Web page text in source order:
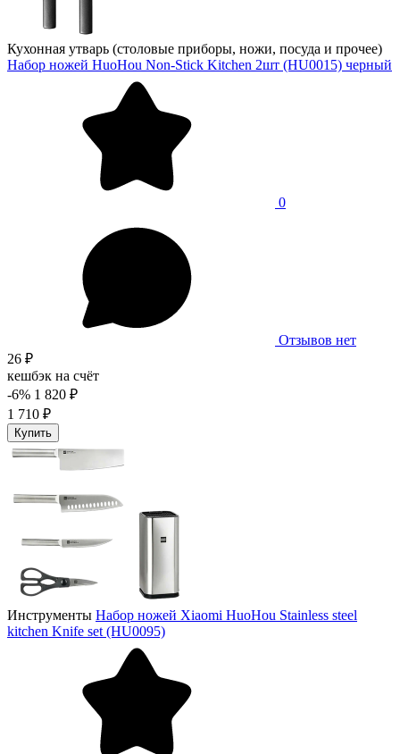
Кухонная утварь (столовые приборы, ножи, посуда и прочее)
Набор ножей HuoHou Non-Stick Kitchen 2шт (HU0015) черный
0
Отзывов нет
26 ₽
кешбэк на счёт
-6% 1 820 ₽
1 710 ₽
Купить
Инструменты Набор ножей Xiaomi HuoHou Stainless steel
kitchen Knife set (HU0095)